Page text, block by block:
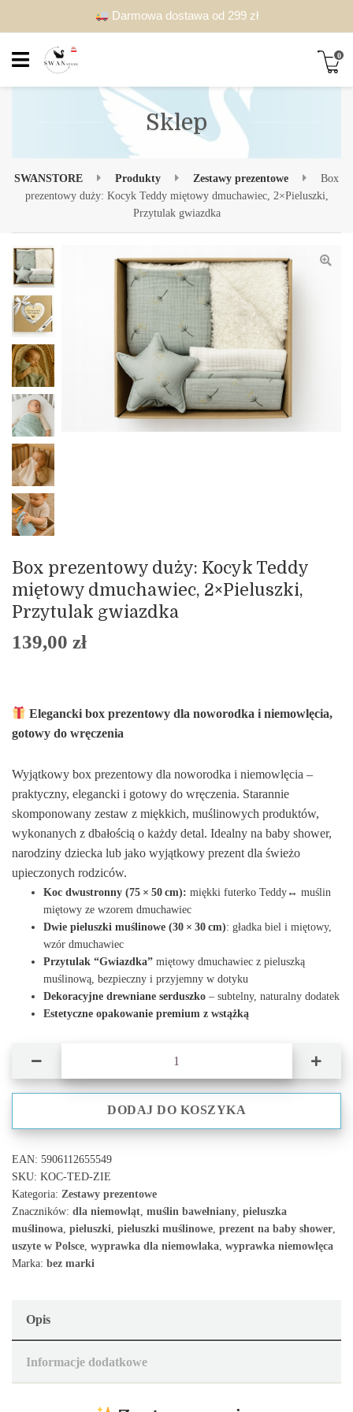
Darmowa dostawa od 299 zł
0
Sklep
SWANSTORE Produkty Zestawy prezentowe
Box
prezentowy duży: Kocyk Teddy miętowy dmuchawiec, 2×Pieluszki,
Przytulak gwiazdka
Box prezentowy duży: Kocyk Teddy
miętowy dmuchawiec, 2×Pieluszki,
Przytulak gwiazdka
139,00 zł
Elegancki box prezentowy dla noworodka i niemowlęcia,
gotowy do wręczenia
Wyjątkowy box prezentowy dla noworodka i niemowlęcia –
praktyczny, elegancki i gotowy do wręczenia. Starannie
skomponowany zestaw z miękkich, muślinowych produktów,
wykonanych z dbałością o każdy detal. Idealny na baby shower,
narodziny dziecka lub jako wyjątkowy prezent dla świeżo
upieczonych rodziców.
Koc dwustronny (75 × 50 cm): miękki futerko Teddy↔ muślin
miętowy ze wzorem dmuchawiec
Dwie pieluszki muślinowe (30 × 30 cm): gładka biel i miętowy,
wzór dmuchawiec
Przytulak “Gwiazdka” miętowy dmuchawiec z pieluszką
muślinową, bezpieczny i przyjemny w dotyku
Dekoracyjne drewniane serduszko – subtelny, naturalny dodatek
Estetyczne opakowanie premium z wstążką
DODAJ DO KOSZYKA
EAN: 5906112655549
SKU: KOC-TED-ZIE
Kategoria: Zestawy prezentowe
Znaczników: dla niemowląt muślin bawełniany pieluszka
muślinowa pieluszki pieluszki muślinowe prezent na baby shower
uszyte w Polsce wyprawka dla niemowlaka wyprawka niemowlęca
Marka: bez marki
Opis
Informacje dodatkowe